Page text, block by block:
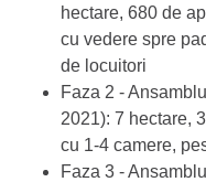
hectare, 680 de
cu vedere spre
de locuitori
Faza 2 -
2021): 7 hectare,
cu 1-4 camere,
Faza 3 -